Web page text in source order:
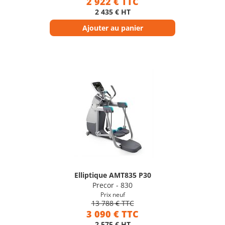
2 435 € HT
Ajouter au panier
Elliptique AMT835 P30
Precor - 830
Prix neuf
13 788 € TTC
3 090 € TTC